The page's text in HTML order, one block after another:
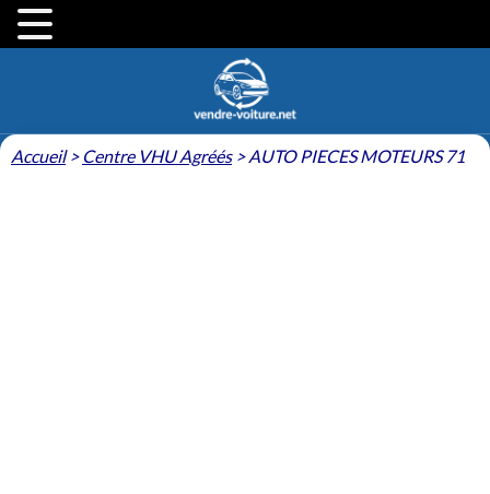
Accueil> Centre VHU Agréés>AUTO PIECES MOTEURS 71